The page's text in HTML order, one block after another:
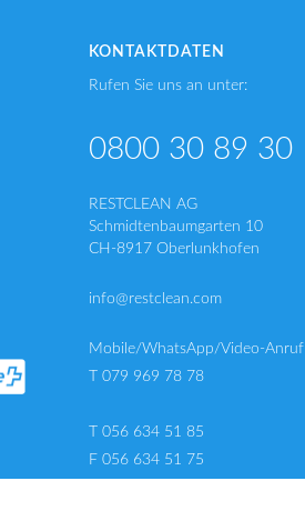
KONTAKTDATEN
Rufen Sie uns an unter:
0800 30 89 30
RESTCLEAN AG
Schmidtenbaumgarten 10
CH-8917 Oberlunkhofen
info@restclean.com
Mobile/WhatsApp/Video-Anruf
T 079 969 78 78
T 056 634 51 85
F 056 634 51 75